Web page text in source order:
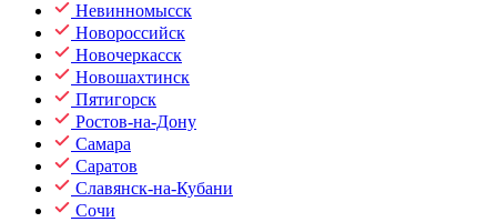
Невинномысск
Новороссийск
Новочеркасск
Новошахтинск
Пятигорск
Ростов-на-Дону
Самара
Саратов
Славянск-на-Кубани
Сочи